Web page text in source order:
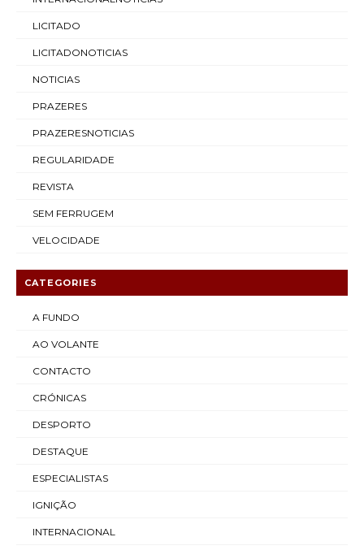
LICITADO
LICITADONOTICIAS
NOTICIAS
PRAZERES
PRAZERESNOTICIAS
REGULARIDADE
REVISTA
SEM FERRUGEM
VELOCIDADE
CATEGORIES
A FUNDO
AO VOLANTE
CONTACTO
CRÓNICAS
DESPORTO
DESTAQUE
ESPECIALISTAS
IGNIÇÃO
INTERNACIONAL